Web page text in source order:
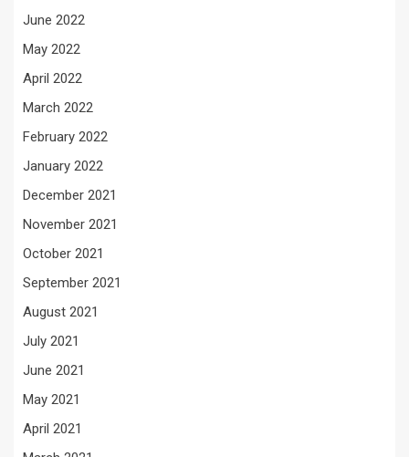
June 2022
May 2022
April 2022
March 2022
February 2022
January 2022
December 2021
November 2021
October 2021
September 2021
August 2021
July 2021
June 2021
May 2021
April 2021